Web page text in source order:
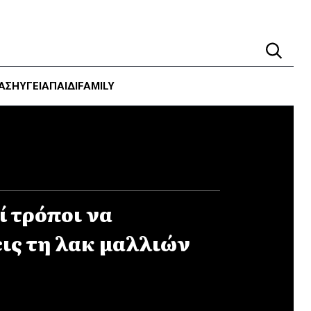
ΥΓΕΊΑΠΑΙΔΙFAMILY
τρόποι να
τη λακ μαλλιών